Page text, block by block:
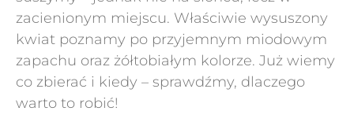
zacienionym miejscu. Właściwie wysuszony
kwiat poznamy po przyjemnym miodowym
zapachu oraz żółtobiałym kolorze. Już wiemy
co zbierać i kiedy – sprawdźmy, dlaczego
warto to robić!